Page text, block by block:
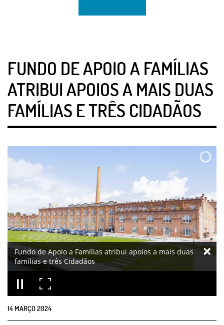
FUNDO DE APOIO A FAMÍLIAS
ATRIBUI APOIOS A MAIS DUAS
FAMÍLIAS E TRÊS CIDADÃOS
Fundo de Apoio a Famílias atribui apoios a mais duas
famílias e três Cidadãos
14 MARÇO2024